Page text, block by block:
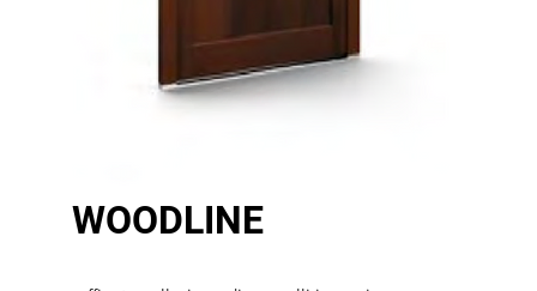
WOODLINE